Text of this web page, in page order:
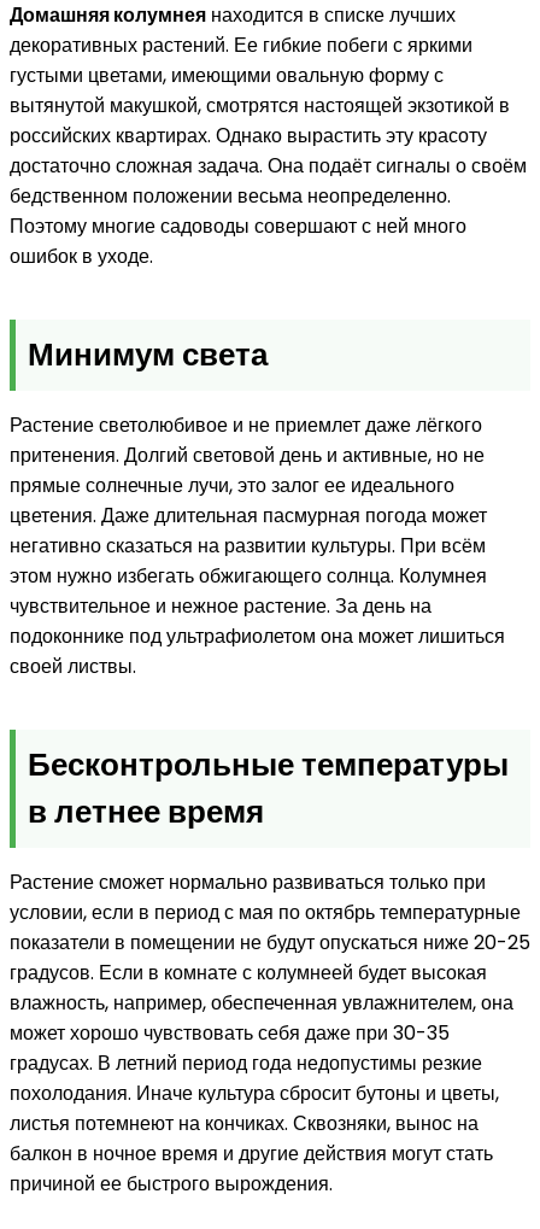
Домашняя колумнея находится в списке лучших
декоративных растений. Ее гибкие побеги с яркими
густыми цветами, имеющими овальную форму с
вытянутой макушкой, смотрятся настоящей экзотикой в
российских квартирах. Однако вырастить эту красоту
достаточно сложная задача. Она подаёт сигналы о своём
бедственном положении весьма неопределенно.
Поэтому многие садоводы совершают с ней много
ошибок в уходе.
Минимум света
Растение светолюбивое и не приемлет даже лёгкого
притенения. Долгий световой день и активные, но не
прямые солнечные лучи, это залог ее идеального
цветения. Даже длительная пасмурная погода может
негативно сказаться на развитии культуры. При всём
этом нужно избегать обжигающего солнца. Колумнея
чувствительное и нежное растение. За день на
подоконнике под ультрафиолетом она может лишиться
своей листвы.
Бесконтрольные температуры
в летнее время
Растение сможет нормально развиваться только при
условии, если в период с мая по октябрь температурные
показатели в помещении не будут опускаться ниже 20-25
градусов. Если в комнате с колумнеей будет высокая
влажность, например, обеспеченная увлажнителем, она
может хорошо чувствовать себя даже при 30-35
градусах. В летний период года недопустимы резкие
похолодания. Иначе культура сбросит бутоны и цветы,
листья потемнеют на кончиках. Сквозняки, вынос на
балкон в ночное время и другие действия могут стать
причиной ее быстрого вырождения.